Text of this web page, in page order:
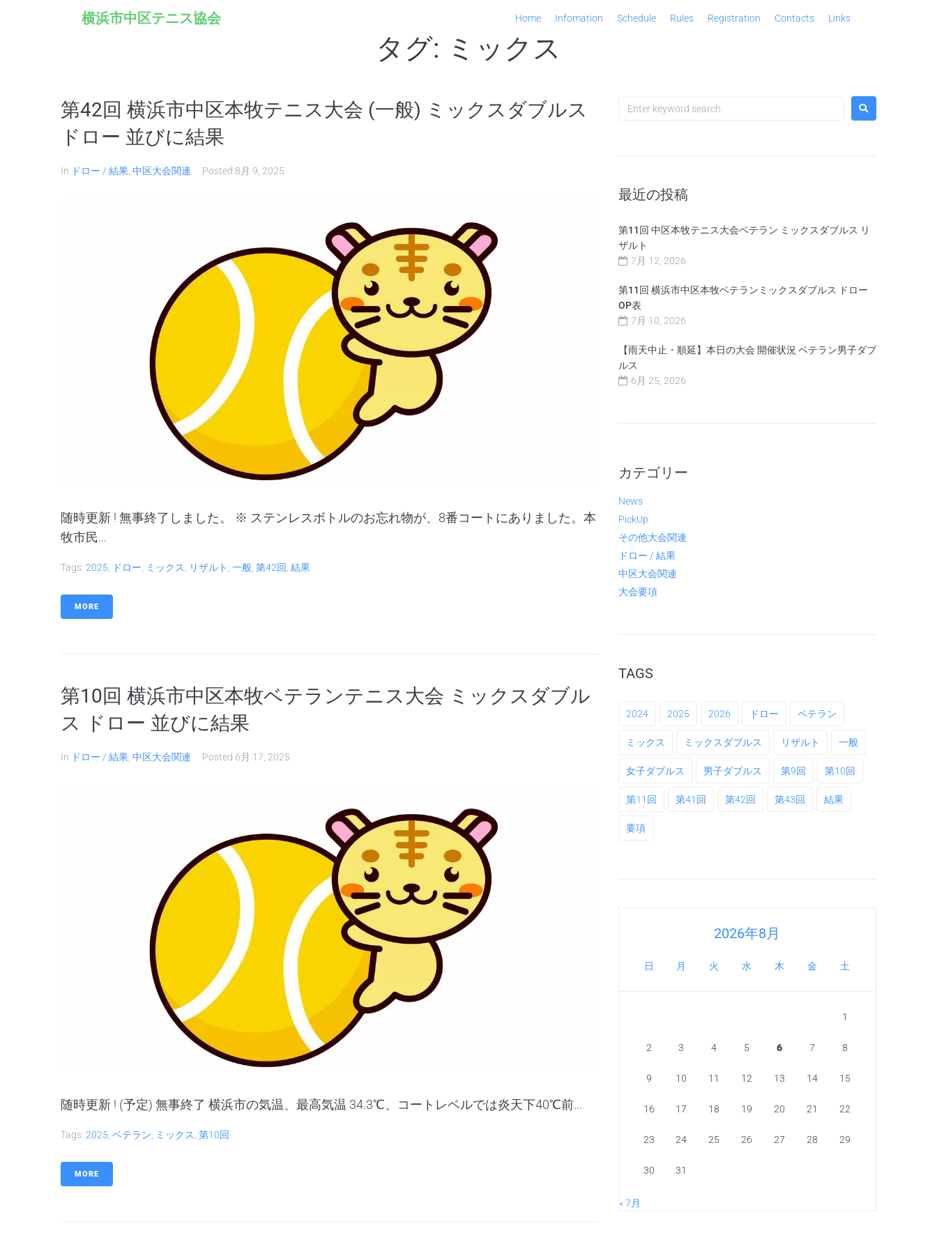
横浜市中区テニス協会 Home Infomation Schedule Rules Registration Contacts Links
タグ: ミックス
第42回 横浜市中区本牧テニス大会 (一般) ミックスダブルス
ドロー 並びに結果
In ドロー / 結果 中区大会関連 Posted 8月 9, 2025
随時更新 ! 無事終了しました。 ※ ステンレスボトルのお忘れ物が、8番コートにありました。本
牧市民...
Tags: 2025, ドロー, ミックス, リザルト , 一般, 第42回, 結果
MORE
第10回 横浜市中区本牧ベテランテニス大会 ミックスダブル
ス ドロー 並びに結果
In ドロー / 結果, 中区大会関連 Posted 6月 17, 2025
随時更新 ! (予定) 無事終了 横浜市の気温、最高気温 34.3℃、コートレベルでは炎天下40℃前...
Tags: 2025 ベテラン ミックス 第10回
MORE
最近の投稿
第11回 中区本牧テニス大会ベテラン ミックスダブルス リ
ザルト
7月 12, 2026
第11回 横浜市中区本牧ベテランミックスダブルス ドロー
OP表
7月 10, 2026
【雨天中止・順延】本日の大会 開催状況 ベテラン男子ダブ
ルス
6月 25, 2026
カテゴリー
News
PickUp
その他大会関連
ドロー / 結果
中区大会関連
大会要項
TAGS
2024 2025 2026 ドロー ベテラン
ミックス ミックスダブルス リザルト 一般
女子ダブルス 男子ダブルス 第9回 第10回
第11回 第41回 第42回 第43回 結果
要項
2026年8月
日 月 火 水 木 金 土
1
2 3 4 5 6 7 8
9 10 11 12 13 14 15
16 17 18 19 20 21 22
23 24 25 26 27 28 29
30 31
« 7月